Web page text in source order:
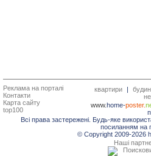
Реклама на порталі
Контакти
Карта сайту
top100
квартири |
www.home-poster.
Всі права застережені. Будь-яке
посиланням на
© Copyright 2009-2026
Наші